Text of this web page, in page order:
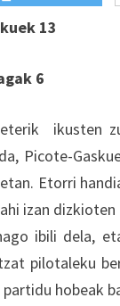
13
6
ikusten
Picote-
Etorri
izan
ibili dela,
pilotaleku
hobeak